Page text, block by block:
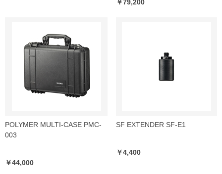
￥79,200
POLYMER MULTI-CASE PMC-
003
￥44,000
SF EXTENDER SF-E1
￥4,400